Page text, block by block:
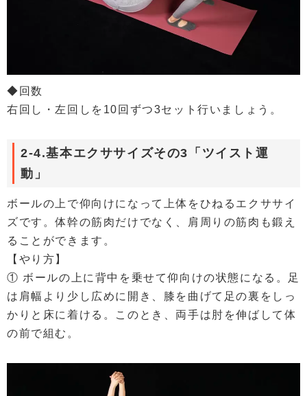
◆回数
右回し・左回しを10回ずつ3セット行いましょう。
2-4.基本エクササイズその3「ツイスト運
動」
ボールの上で仰向けになって上体をひねるエクササイ
ズです。体幹の筋肉だけでなく、肩周りの筋肉も鍛え
ることができます。
【やり方】
① ボールの上に背中を乗せて仰向けの状態になる。足
は肩幅より少し広めに開き、膝を曲げて足の裏をしっ
かりと床に着ける。このとき、両手は肘を伸ばして体
の前で組む。